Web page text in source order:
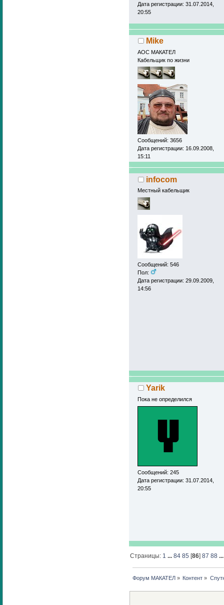
Дата регистрации: 31.07.2014,
20:55
Mike
АОС МАКАТЕЛ
Кабельщик по жизни
Сообщений: 3656
Дата регистрации: 16.09.2008,
15:11
infocom
Местный кабельщик
Сообщений: 546
Пол:
Дата регистрации: 29.09.2009,
14:56
Yarik
Пока не определился
Сообщений: 245
Дата регистрации: 31.07.2014,
20:55
Страницы: 1 ...84 85 [86]87 88
Форум МАКАТЕЛ» Контент »